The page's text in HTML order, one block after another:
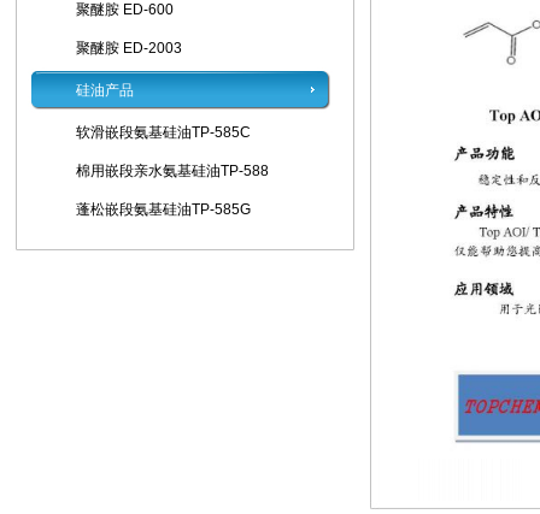
聚醚胺 ED-600
聚醚胺 ED-2003
硅油产品
软滑嵌段氨基硅油TP-585C
棉用嵌段亲水氨基硅油TP-588
蓬松嵌段氨基硅油TP-585G